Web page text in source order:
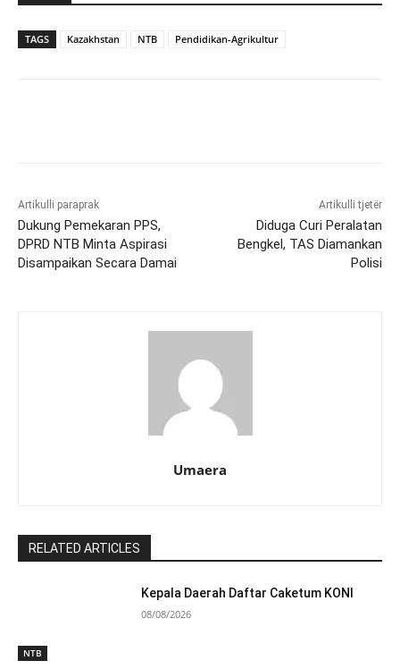
TAGS Kazakhstan NTB Pendidikan-Agrikultur
Artikulli paraprak
Dukung Pemekaran PPS,
DPRD NTB Minta Aspirasi
Disampaikan Secara Damai
Artikulli tjetër
Diduga Curi Peralatan
Bengkel, TAS Diamankan
Polisi
Umaera
RELATED ARTICLES
NTB
Kepala Daerah Daftar Caketum KONI
08/08/2026